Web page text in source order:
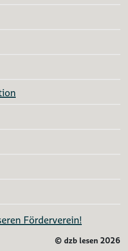
Förderverein!
© dzb lesen 2026